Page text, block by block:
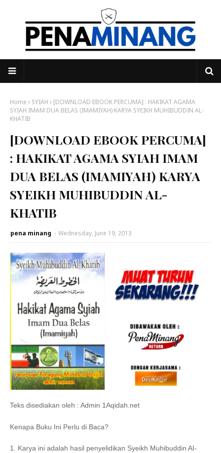
Home SYIAH
[DOWNLOAD EBOOK PERCUMA] : HAKIKAT AGAMA
SYIAH IMAM DUA BELAS (IMAMIYAH) KARYA SYEIKH MUHIBUDDIN AL-
KHATIB
[DOWNLOAD EBOOK PERCUMA]
: HAKIKAT AGAMA SYIAH IMAM
DUA BELAS (IMAMIYAH) KARYA
SYEIKH MUHIBUDDIN AL-
KHATIB
pena minang - Wednesday, June 19, 2013
Teks disediakan oleh : Admin 1Aqidah.net
Kenapa Buku Ini Perlu di Baca?
1. Karya ini adalah hasil penyelidikan Syeikh Muhibuddin AI-